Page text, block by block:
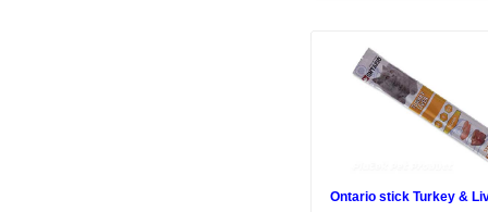
Ontario stick Turkey &